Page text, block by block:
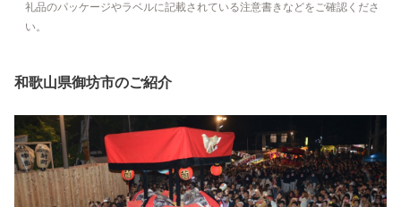
礼品のパッケージやラベルに記載されている注意書きなどをご確認くださ
い。
和歌山県御坊市のご紹介